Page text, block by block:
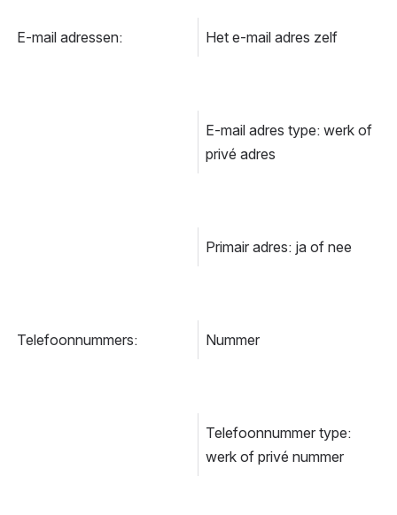
E-mail adressen: Het e-mail adres zelf
E-mail adres type: werk of
privé adres
Primair adres: ja of nee
Telefoonnummers: Nummer
Telefoonnummer type:
werk of privé nummer